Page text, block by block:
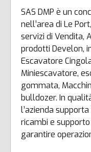
SAS DMP è un
nell’area di Le
servizi di Vendita,
prodotti Develon,
Escavatore
Miniescavatore,
gommata,
bulldozer. In
l’azienda
ricambi e
garantire